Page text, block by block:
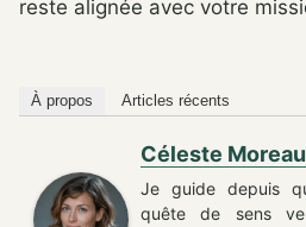
reste alignée avec votre
À propos Articles récents
Céleste Moreau
Je guide depuis
quête de sens